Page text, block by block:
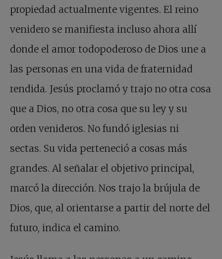
propiedad actualmente vigentes. El reino
venidero se manifiesta incluso ahora allí
donde el amor todopoderoso de Dios une a
las personas en una vida de fraternidad
rendida. Jesús proclamó y trajo no otra cosa
que a Dios, no otra cosa que su ley y su
orden venideros. No fundó iglesias ni
sectas. Su vida perteneció a cosas más
grandes. Al señalar el objetivo principal,
marcó la dirección. Nos trajo la brújula de
Dios, que, al orientarse a partir del norte del
futuro, indica el camino.